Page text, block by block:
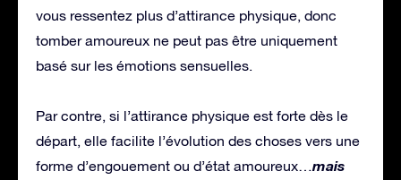
vous ressentez plus d’attirance physique, donc
tomber amoureux ne peut pas être uniquement
basé sur les émotions sensuelles.
Par contre, si l’attirance physique est forte dès le
départ, elle facilite l’évolution des choses vers une
forme d’engouement ou d’état amoureux…mais